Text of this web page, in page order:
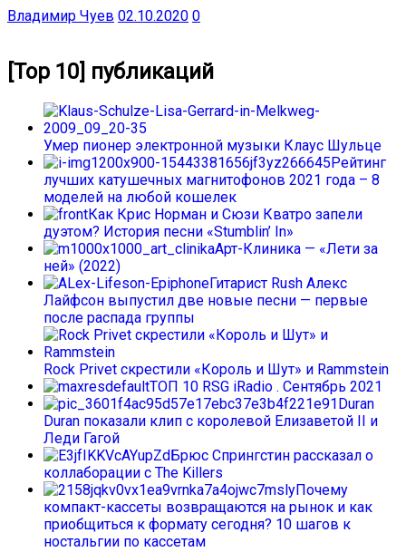
Владимир Чуев 02.10.2020 0
[Top 10] публикаций
Умер пионер электронной музыки Клаус Шульце
Рейтинг
лучших катушечных магнитофонов 2021 года – 8
моделей на любой кошелек
Как Крис Норман и Сюзи Кватро запели
дуэтом? История песни «Stumblin’ In»
Арт-Клиника — «Лети за
ней» (2022)
Гитарист Rush Алекс
Лайфсон выпустил две новые песни — первые
после распада группы
Rock Privet скрестили «Король и Шут» и Rammstein
ТОП 10 RSG iRadio . Сентябрь 2021
Duran
Duran показали клип с королевой Елизаветой II и
Леди Гагой
Брюс Спрингстин рассказал о
коллаборации с The Killers
Почему
компакт-кассеты возвращаются на рынок и как
приобщиться к формату сегодня? 10 шагов к
ностальгии по кассетам